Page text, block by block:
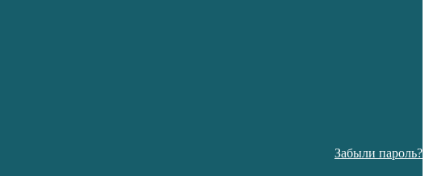
Забыли пароль?